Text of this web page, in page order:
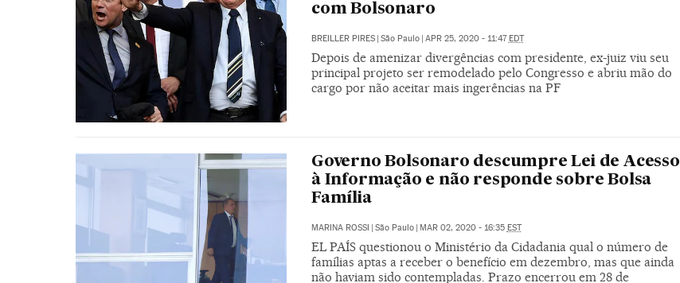
com Bolsonaro
BREILLER PIRES São Paulo APR 25, 2020 - 11:47 EDT
Depois de amenizar divergências com presidente, ex-juiz viu seu
principal projeto ser remodelado pelo Congresso e abriu mão do
cargo por não aceitar mais ingerências na PF
Governo Bolsonaro descumpre Lei de Acesso
à Informação e não responde sobre Bolsa
Família
MARINA ROSSI | São Paulo | MAR 02, 2020 - 16:35 EST
EL PAÍS questionou o Ministério da Cidadania qual o número de
famílias aptas a receber o benefício em dezembro, mas que ainda
não haviam sido contempladas. Prazo encerrou em 28 de